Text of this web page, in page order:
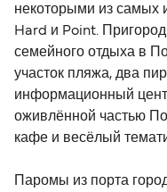
некоторыми из самых
Hard и Point.
семейного отдыха в
участок пляжа, два
информационный
оживлённой частью
кафе и весёлый
Паромы из порта